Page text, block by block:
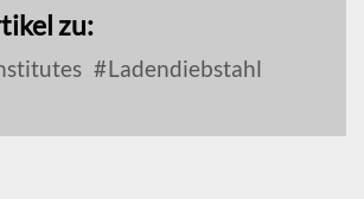
zu:
Ladendiebstahl